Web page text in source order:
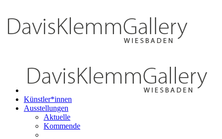
Künstler*innen
Ausstellungen
Aktuelle
Kommende